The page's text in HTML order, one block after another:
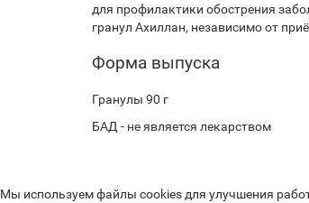
для профилактики обострения
гранул Ахиллан, независимо от
Форма выпуска
Гранулы 90 г
БАД - не является лекарством
Мы используем файлы cookies для улучшения